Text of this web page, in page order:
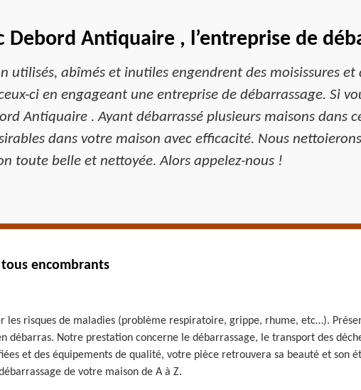
Debord Antiquaire , l’entreprise de
utilisés, abîmés et inutiles engendrent des moisissures et
ci en engageant une entreprise de débarrassage. Si
Antiquaire . Ayant débarrassé plusieurs maisons dans
dans votre maison avec efficacité. Nous
toute belle et nettoyée. Alors appelez-nous !
encombrants
les risques de maladies (problème respiratoire, grippe, rhume, etc…).
débarras. Notre prestation concerne le débarrassage, le transport des
et des équipements de qualité, votre pièce retrouvera sa beauté et son
de votre maison de A à Z.